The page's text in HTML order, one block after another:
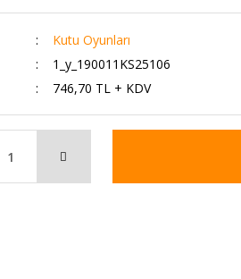
Kutu Oyunları
1_y_190011KS25106
746,70 TL + KDV